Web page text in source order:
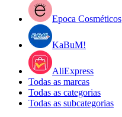
Epoca Cosméticos
KaBuM!
AliExpress
Todas as marcas
Todas as categorias
Todas as subcategorias